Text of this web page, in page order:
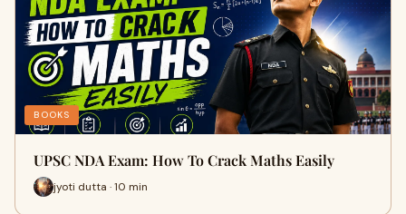
BOOKS
UPSC NDA Exam: How To Crack Maths Easily
jyoti dutta · 10 min